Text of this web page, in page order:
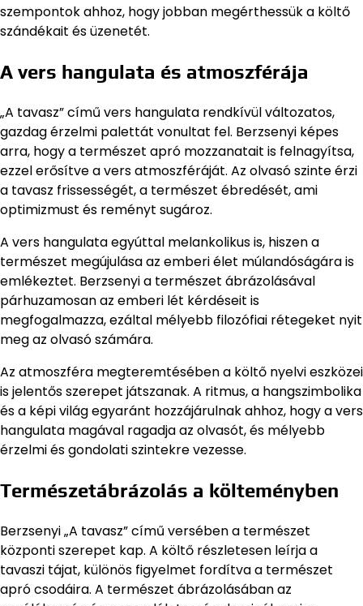
szempontok ahhoz, hogy jobban megérthessük a költő
szándékait és üzenetét.
A vers hangulata és atmoszférája
„A tavasz” című vers hangulata rendkívül változatos,
gazdag érzelmi palettát vonultat fel. Berzsenyi képes
arra, hogy a természet apró mozzanatait is felnagyítsa,
ezzel erősítve a vers atmoszféráját. Az olvasó szinte érzi
a tavasz frissességét, a természet ébredését, ami
optimizmust és reményt sugároz.
A vers hangulata egyúttal melankolikus is, hiszen a
természet megújulása az emberi élet múlandóságára is
emlékeztet. Berzsenyi a természet ábrázolásával
párhuzamosan az emberi lét kérdéseit is
megfogalmazza, ezáltal mélyebb filozófiai rétegeket nyit
meg az olvasó számára.
Az atmoszféra megteremtésében a költő nyelvi eszközei
is jelentős szerepet játszanak. A ritmus, a hangszimbolika
és a képi világ egyaránt hozzájárulnak ahhoz, hogy a vers
hangulata magával ragadja az olvasót, és mélyebb
érzelmi és gondolati szintekre vezesse.
Természetábrázolás a költeményben
Berzsenyi „A tavasz” című versében a természet
központi szerepet kap. A költő részletesen leírja a
tavaszi tájat, különös figyelmet fordítva a természet
apró csodáira. A természet ábrázolásában az